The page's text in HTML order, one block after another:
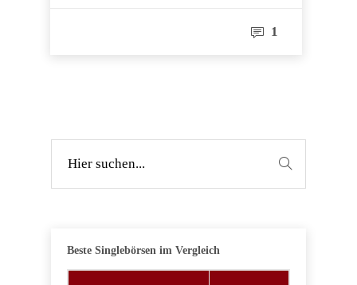
1
Beste Singlebörsen im Vergleich